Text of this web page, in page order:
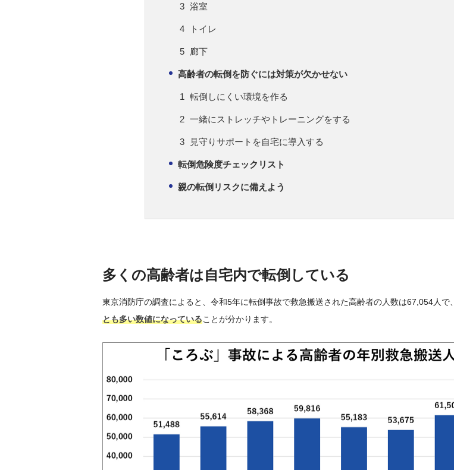
浴室
トイレ
廊下
高齢者の転倒を防ぐには対策が欠かせない
転倒しにくい環境を作る
一緒にストレッチやトレーニングをする
見守りサポートを自宅に導入する
転倒危険度チェックリスト
親の転倒リスクに備えよう
多くの高齢者は自宅内で転倒している
東京消防庁の調査によると、令和5年に転倒事故で救急搬送された高齢者の人数は67,054人で、
とも多い数値になっていることが分かります。